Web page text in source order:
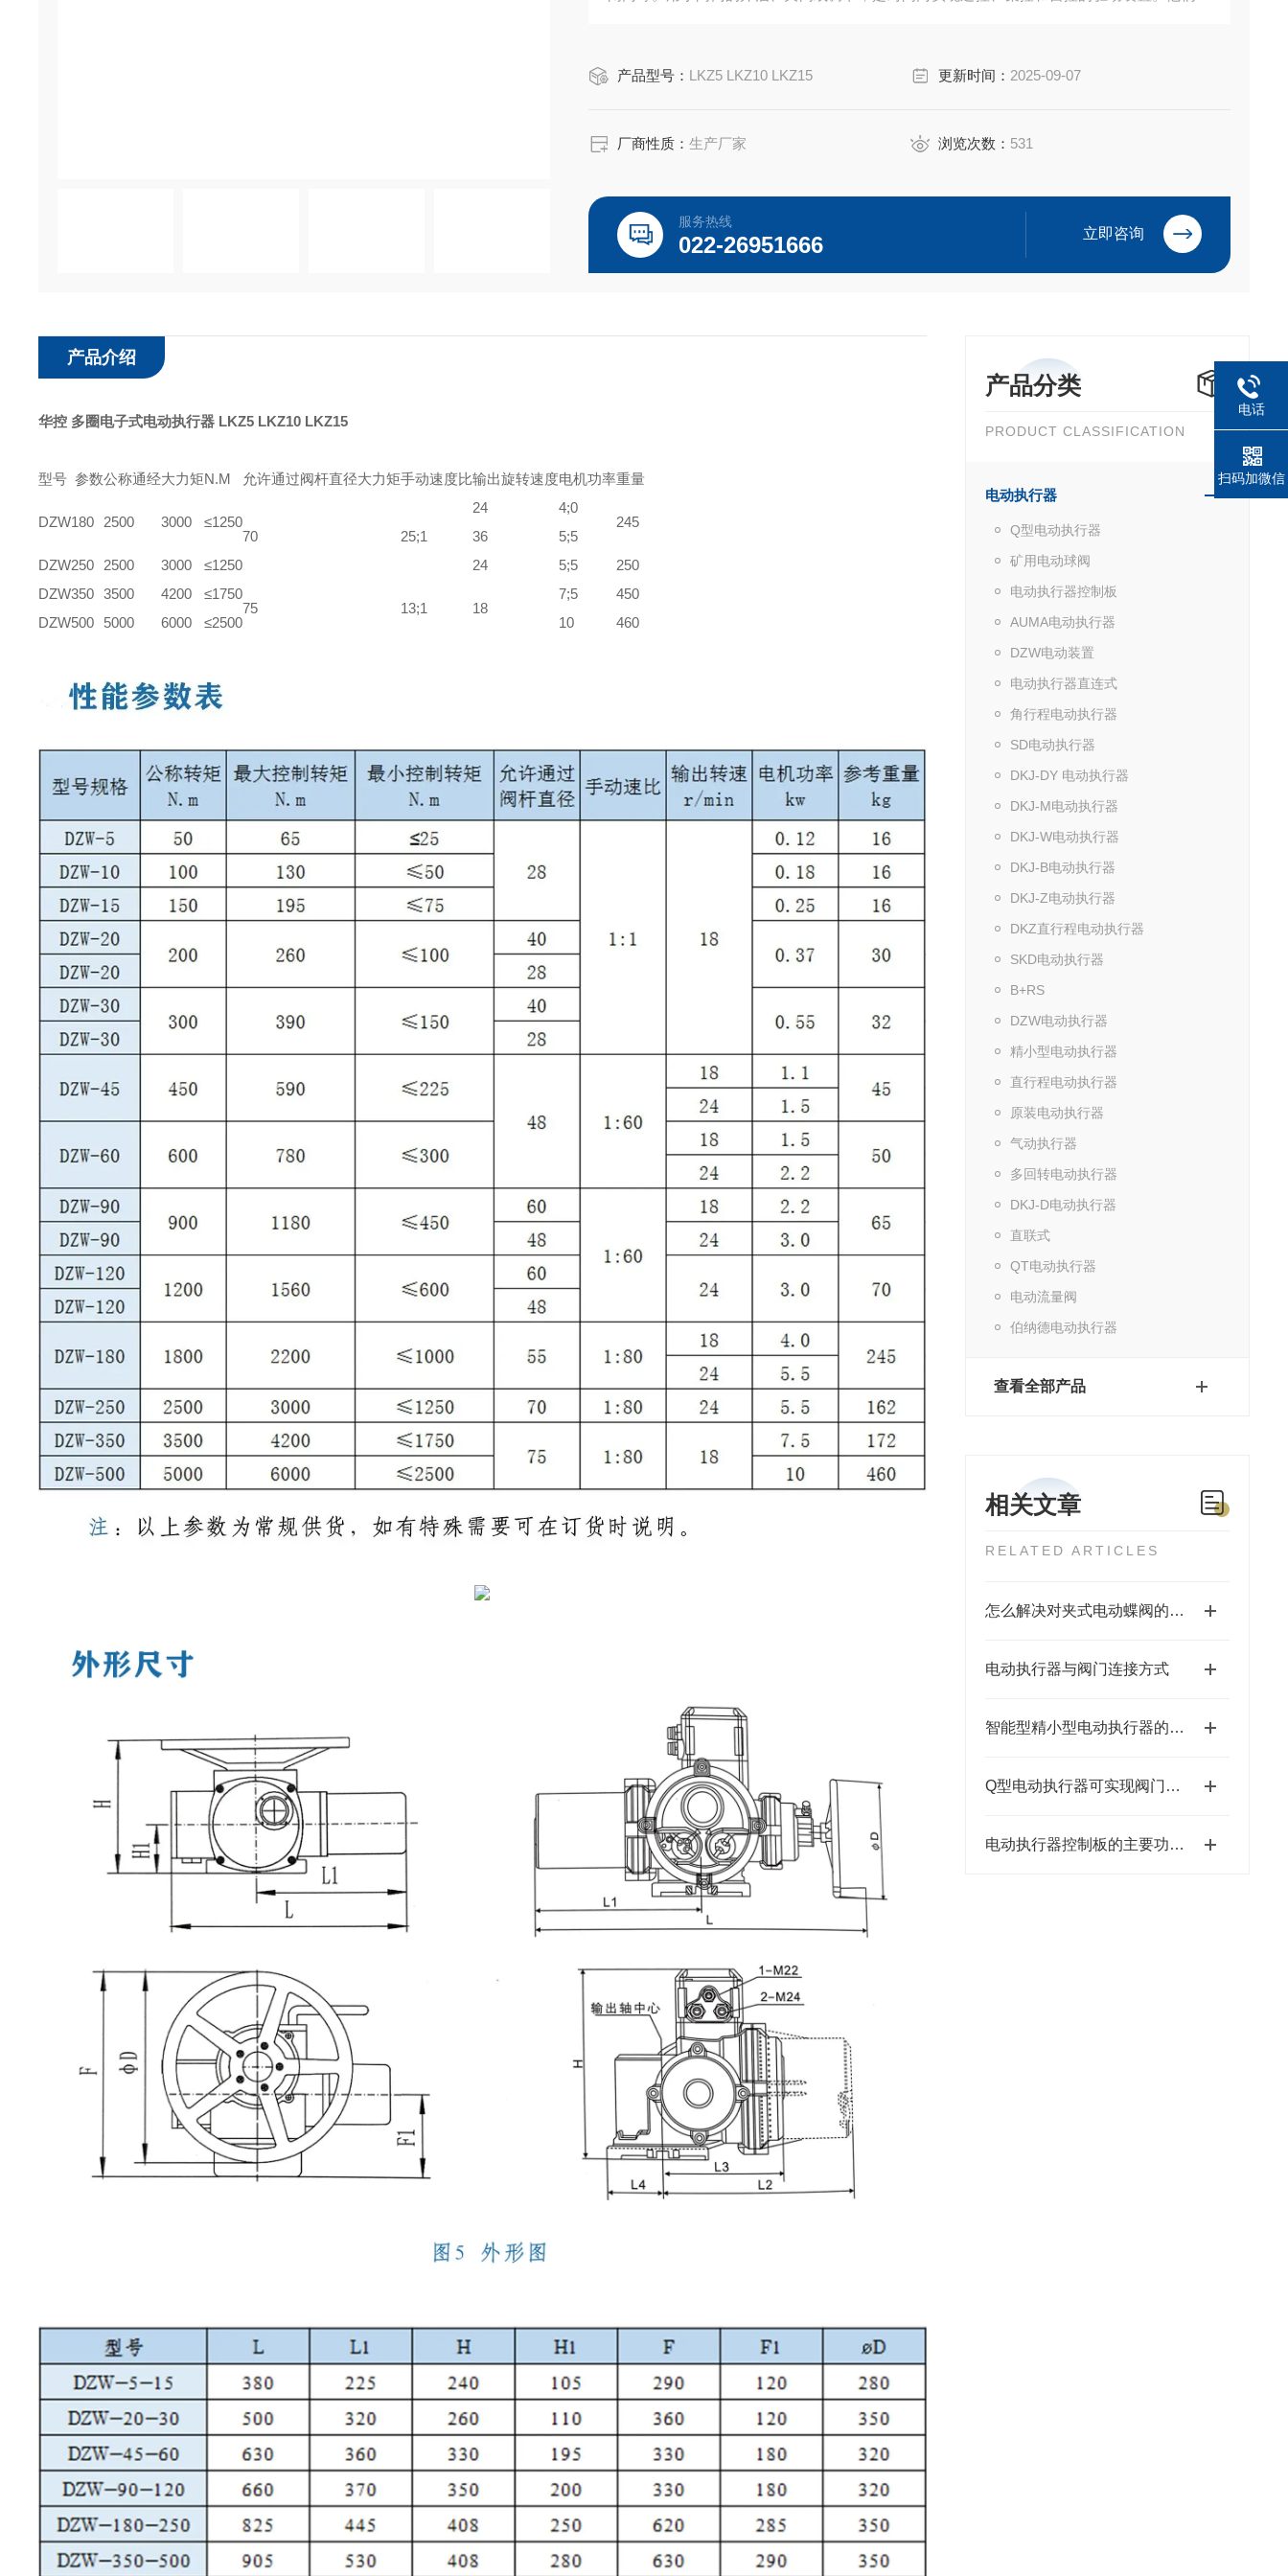
产品型号： LKZ5 LKZ10 LKZ15 更新时间： 2025-09-07
厂商性质：生产厂家 浏览次数： 531
服务热线
022-26951666 立即咨询
产品分类
PRODUCT CLASSIFICATION
电动执行器
Q型电动执行器
矿用电动球阀
电动执行器控制板
AUMA电动执行器
DZW电动装置
电动执行器直连式
角行程电动执行器
SD电动执行器
DKJ-DY 电动执行器
DKJ-M电动执行器
DKJ-W电动执行器
DKJ-B电动执行器
DKJ-Z电动执行器
DKZ直行程电动执行器
SKD电动执行器
B+RS
DZW电动执行器
精小型电动执行器
直行程电动执行器
原装电动执行器
气动执行器
多回转电动执行器
DKJ-D电动执行器
直联式
QT电动执行器
电动流量阀
伯纳德电动执行器
查看全部产品
相关文章
RELATED ARTICLES
怎么解决对夹式电动蝶阀的故障问题
电动执行器与阀门连接方式
智能型精小型电动执行器的特点
Q型电动执行器可实现阀门的自动开启和关闭
电动执行器控制板的主要功能是接收外部控制信号
产品介绍
华控 多圈电子式电动执行器 LKZ5 LKZ10 LKZ15
型号 参数公称通经大力矩N.M 允许通过阀杆直径大力矩手动速度比输出旋转速度电机功率重量
DZW180 2500 3000
≤1250
70
25;1
24
4;0
245
36
5;5
DZW250
2500 3000 ≤1250 24 5;5
250
DZW350 3500 4200
≤1750
75
13;1 18
7;5
450
DZW500
5000 6000 ≤2500 10 460
电话
扫码加微信